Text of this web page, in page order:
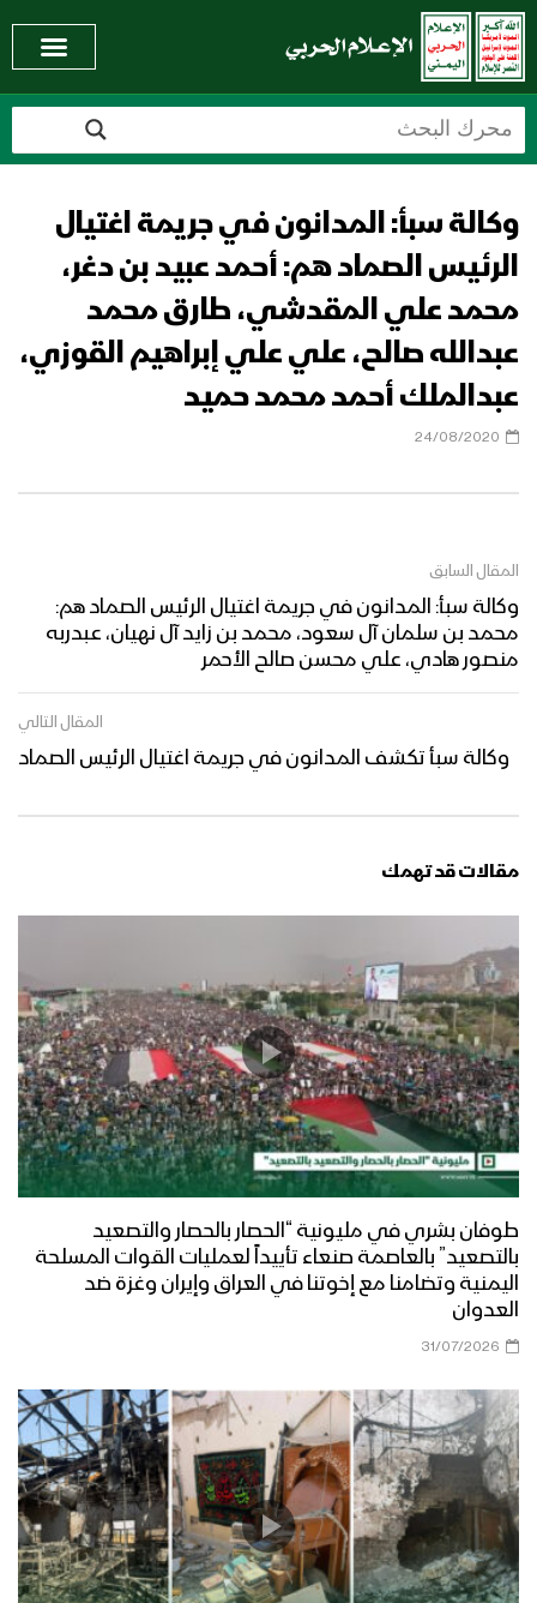
وكالة سبأ: المدانون في جريمة اغتيال
الرئيس الصماد هم: أحمد عبيد بن دغر،
محمد علي المقدشي، طارق محمد
عبدالله صالح، علي علي إبراهيم القوزي،
عبدالملك أحمد محمد حميد
24/08/2020
المقال السابق
وكالة سبأ: المدانون في جريمة اغتيال الرئيس الصماد هم:
محمد بن سلمان آل سعود، محمد بن زايد آل نهيان، عبدربه
منصور هادي، علي محسن صالح الأحمر
المقال التالي
وكالة سبأ تكشف المدانون في جريمة اغتيال الرئيس الصماد
مقالات قد تهمك
طوفان بشري في مليونية “الحصار بالحصار والتصعيد
بالتصعيد” بالعاصمة صنعاء تأييداً لعمليات القوات المسلحة
اليمنية وتضامنا مع إخوتنا في العراق وإيران وغزة ضد
العدوان
31/07/2026